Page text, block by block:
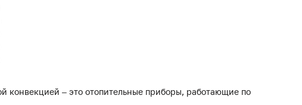
конвекцией – это отопительные приборы, работающие по